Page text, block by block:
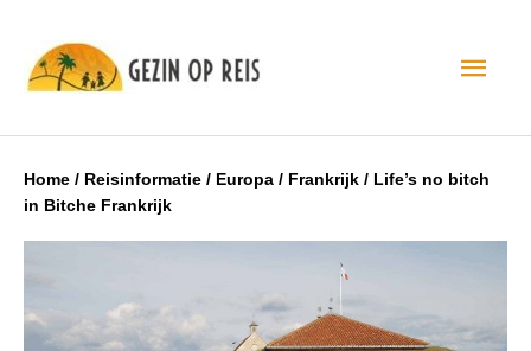
Home / Reisinformatie / Europa / Frankrijk / Life’s no bitch
in Bitche Frankrijk